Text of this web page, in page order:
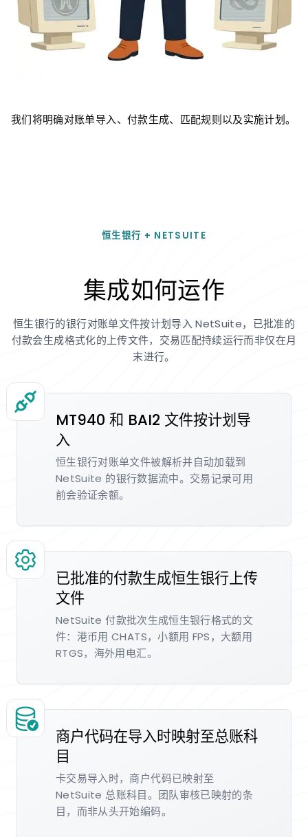
我们将明确对账单导入、付款生成、匹配规则以及实施计划。
恒生银行 + NETSUITE
集成如何运作
恒生银行的银行对账单文件按计划导入 NetSuite，已批准的
付款会生成格式化的上传文件，交易匹配持续运行而非仅在月
末进行。
MT940 和 BAI2 文件按计划导
入
恒生银行对账单文件被解析并自动加载到
NetSuite 的银行数据流中。交易记录可用
前会验证余额。
已批准的付款生成恒生银行上传
文件
NetSuite 付款批次生成恒生银行格式的文
件：港币用 CHATS，小额用 FPS，大额用
RTGS，海外用电汇。
商户代码在导入时映射至总账科
目
卡交易导入时，商户代码已映射至
NetSuite 总账科目。团队审核已映射的条
目，而非从头开始编码。